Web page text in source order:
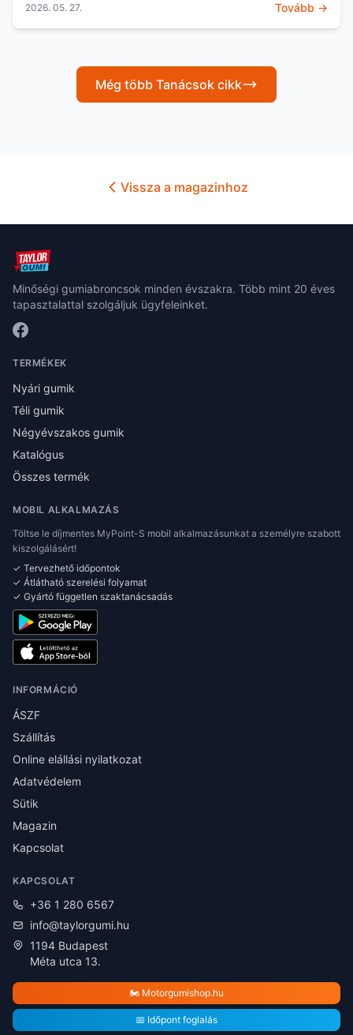
az...
2026. 05. 27. Tovább →
Még több Tanácsok cikk
Vissza a magazinhoz
Minőségi gumiabroncsok minden évszakra. Több mint 20 éves
tapasztalattal szolgáljuk ügyfeleinket.
TERMÉKEK
Nyári gumik
Téli gumik
Négyévszakos gumik
Katalógus
Összes termék
MOBIL ALKALMAZÁS
Töltse le díjmentes MyPoint-S mobil alkalmazásunkat a személyre szabott
kiszolgálásért!
✓ Tervezhető időpontok
✓ Átlátható szerelési folyamat
✓ Gyártó független szaktanácsadás
INFORMÁCIÓ
ÁSZF
Szállítás
Online elállási nyilatkozat
Adatvédelem
Sütik
Magazin
Kapcsolat
KAPCSOLAT
+36 1 280 6567
info@taylorgumi.hu
1194 Budapest
Méta utca 13.
🏍️ Motorgumishop.hu
📅 Időpont foglalás